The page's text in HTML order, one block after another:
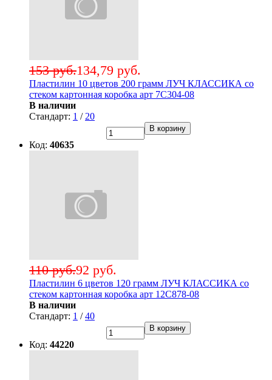
134,79 руб.
153 руб.
Пластилин 10 цветов 200 грамм ЛУЧ КЛАССИКА со
стеком картонная коробка арт 7С304-08
В наличии
Стандарт: 1 / 20
В корзину
Код: 40635
92 руб.
110 руб.
Пластилин 6 цветов 120 грамм ЛУЧ КЛАССИКА со
стеком картонная коробка арт 12С878-08
В наличии
Стандарт: 1 /40
В корзину
Код: 44220